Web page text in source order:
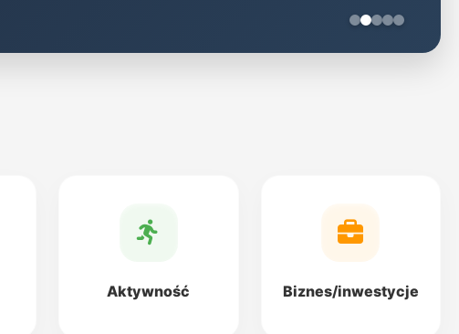
Aktywność Biznes/inwestycje